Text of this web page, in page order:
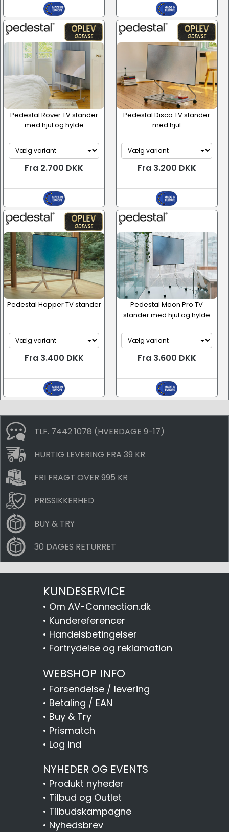
Pedestal Rover TV stander
med hjul og hylde
Fra 2.700 DKK
Pedestal Disco TV stander
med hjul
Fra 3.200 DKK
Pedestal Hopper TV stander
Fra 3.400 DKK
Pedestal Moon Pro TV
stander med hjul og hylde
Fra 3.600 DKK
TLF. 7442 1078 (HVERDAGE 9-17)
HURTIG LEVERING FRA 39 KR
FRI FRAGT OVER 995 KR
PRISSIKKERHED
BUY & TRY
30 DAGES RETURRET
KUNDESERVICE
• Om AV-Connection.dk
• Kundereferencer
• Handelsbetingelser
• Fortrydelse og reklamation
WEBSHOP INFO
• Forsendelse / levering
• Betaling / EAN
• Buy & Try
• Prismatch
• Log ind
NYHEDER OG EVENTS
• Produkt nyheder
• Tilbud og Outlet
• Tilbudskampagne
• Nyhedsbrev